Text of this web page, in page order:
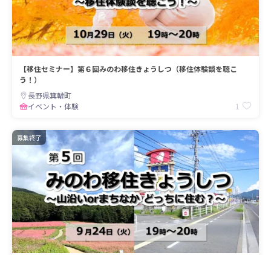
【移住セミナー】第６回みのわ移住きょうしつ（移住体験談を聴こ
う！）
長野県箕輪町
イベント・体験
1
募集終了